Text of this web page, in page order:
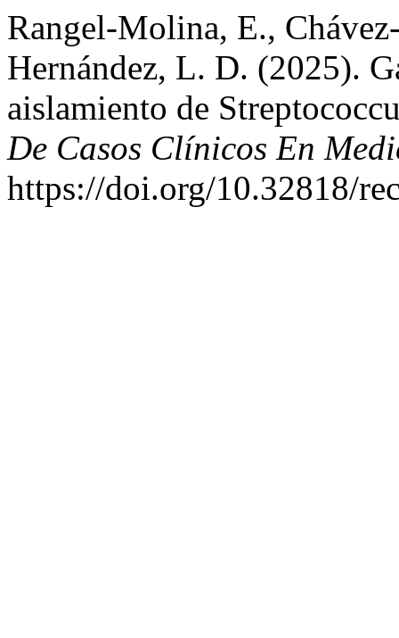
Rangel-Molina, E.,
Hernández, L. D. (2025).
aislamiento de
De Casos Clínicos En
https://doi.org/10.32818/